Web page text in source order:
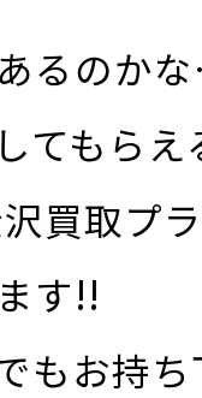
るのか
てもら
沢買取プ
す!!
もお持